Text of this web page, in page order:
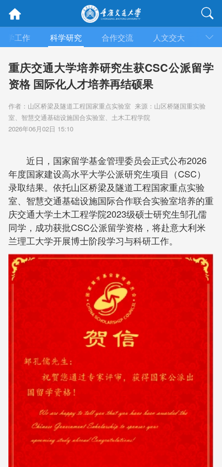
学工作 科学研究 合作交流 人文交大 招
重庆交通大学培养研究生获CSC公派留学
资格 国际化人才培养再结硕果
作者：山区桥梁及隧道工程国家重点实验室 来源：山区桥隧国重实验
室、智慧交通基础设施国合实验室、土木工程学院
2026年06月02日 15:10
近日，国家留学基金管理委员会正式公布2026
年度国家建设高水平大学公派研究生项目（CSC）
录取结果。依托山区桥梁及隧道工程国家重点实验
室、智慧交通基础设施国际合作联合实验室培养的重
庆交通大学土木工程学院2023级硕士研究生邹孔儒
同学，成功获批CSC公派留学资格，将赴意大利米
兰理工大学开展博士阶段学习与科研工作。